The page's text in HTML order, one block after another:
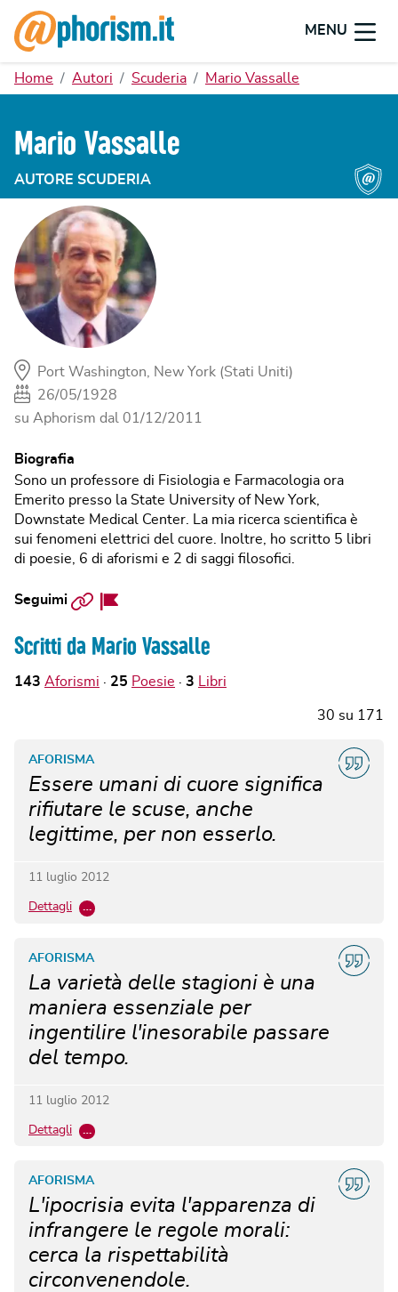
MENU
Home Autori Scuderia Mario Vassalle
Mario Vassalle
AUTORE SCUDERIA
Port Washington, New York (Stati Uniti)
26/05/1928
su Aphorism dal 01/12/2011
Biografia
Sono un professore di Fisiologia e Farmacologia ora
Emerito presso la State University of New York,
Downstate Medical Center. La mia ricerca scientifica è
sui fenomeni elettrici del cuore. Inoltre, ho scritto 5 libri
di poesie, 6 di aforismi e 2 di saggi filosofici.
Seguimi Sito
Facebook
Scritti da Mario Vassalle
143 Aforismi 25 Poesie 3 Libri
30 su 171
Essere umani di cuore significa
rifiutare le scuse, anche
legittime, per non esserlo.
AFORISMA
11 luglio 2012
Dettagli …
La varietà delle stagioni è una
maniera essenziale per
ingentilire l'inesorabile passare
del tempo.
AFORISMA
11 luglio 2012
Dettagli …
L'ipocrisia evita l'apparenza di
infrangere le regole morali:
cerca la rispettabilità
circonvenendole.
AFORISMA